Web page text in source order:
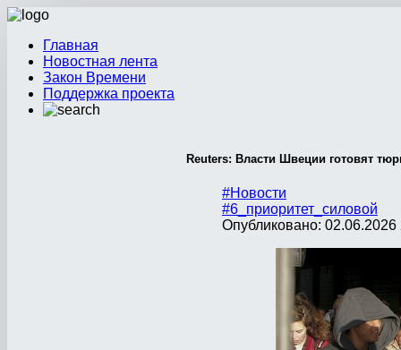
Главная
Новостная лента
Закон Времени
Поддержка проекта
Reuters: Власти Швеции готовят
#Новости
#6_приоритет_силовой
Опубликовано: 02.06.2026